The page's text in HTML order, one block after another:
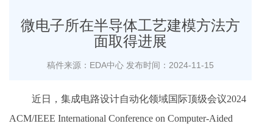
微电子所在半导体工艺建模方法方
面取得进展
稿件来源：EDA中心 发布时间：2024-11-15
近日，集成电路设计自动化领域国际顶级会议2024
ACM/IEEE International Conference on Computer-Aided